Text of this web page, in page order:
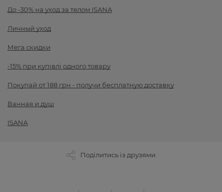
До -30% на уход за телом ISANA
Личный уход
Мега скидки
-15% при купівлі одного товару
Покупай от 188 грн - получи бесплатную доставку
Ванная и душ
ISANA
Поділитись із друзями